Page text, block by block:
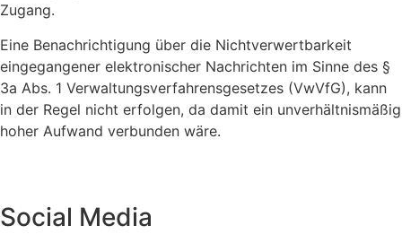
Zugang.
Eine Benachrichtigung über die Nichtverwertbarkeit
eingegangener elektronischer Nachrichten im Sinne des §
3a Abs. 1 Verwaltungsverfahrensgesetzes (VwVfG), kann
in der Regel nicht erfolgen, da damit ein unverhältnismäßig
hoher Aufwand verbunden wäre.
Social Media